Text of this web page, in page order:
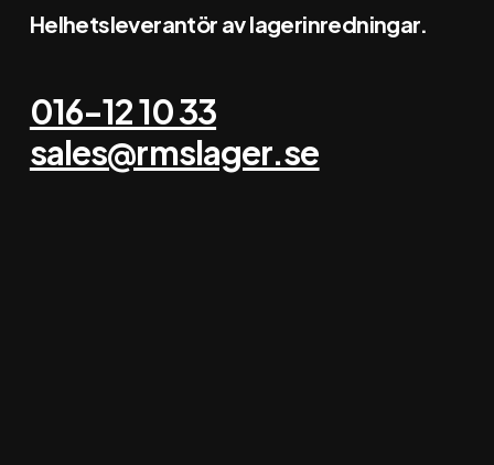
Helhetsleverantör av lagerinredningar.
016-12 10 33
sales@rmslager.se